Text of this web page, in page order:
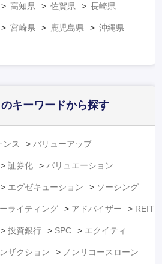
高知県 佐賀県 長崎県
宮崎県 鹿児島県 沖縄県
キーワードから探す
ンス バリューアップ
証券化 バリュエーション
エグゼキューション ソーシング
ライティング アドバイザー REIT
投資銀行 SPC エクイティ
ザクション ノンリコースローン